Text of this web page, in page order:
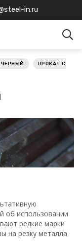
in.ru
ПРОКАТ
об использовании
редкие марки
на резку металла